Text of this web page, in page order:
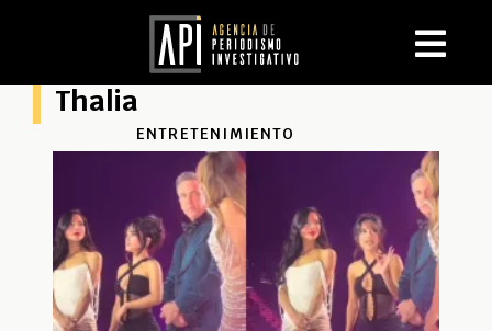
Thalia
ENTRETENIMIENTO